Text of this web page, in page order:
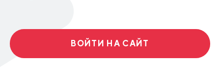
ВОЙТИ НА САЙТ